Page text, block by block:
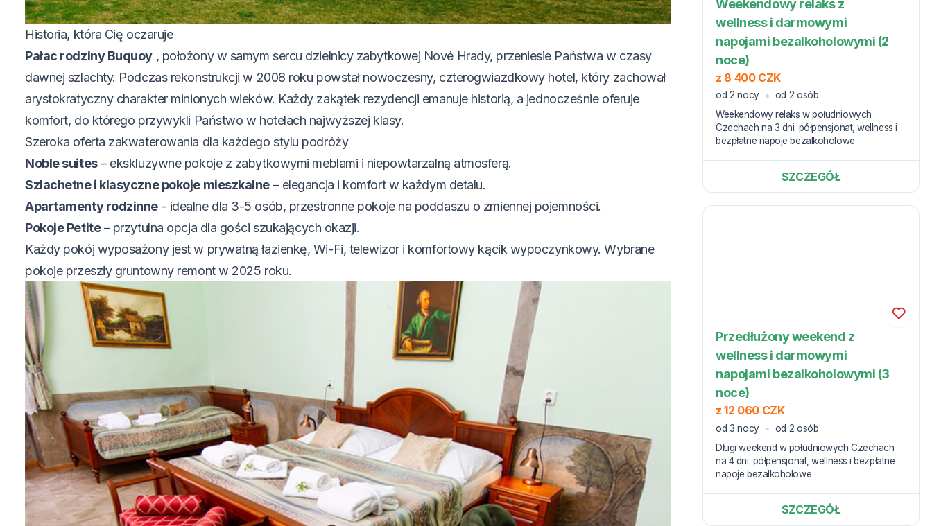
Historia, która Cię oczaruje
Pałac rodziny Buquoy , położony w samym sercu dzielnicy zabytkowej Nové Hrady, przeniesie Państwa w czasy
dawnej szlachty. Podczas rekonstrukcji w 2008 roku powstał nowoczesny, czterogwiazdkowy hotel, który zachował
arystokratyczny charakter minionych wieków. Każdy zakątek rezydencji emanuje historią, a jednocześnie oferuje
komfort, do którego przywykli Państwo w hotelach najwyższej klasy.
Szeroka oferta zakwaterowania dla każdego stylu podróży
Noble suites– ekskluzywne pokoje z zabytkowymi meblami i niepowtarzalną atmosferą.
Szlachetne i klasyczne pokoje mieszkalne – elegancja i komfort w każdym detalu.
Apartamenty rodzinne - idealne dla 3-5 osób, przestronne pokoje na poddaszu o zmiennej pojemności.
Pokoje Petite– przytulna opcja dla gości szukających okazji.
Każdy pokój wyposażony jest w prywatną łazienkę, Wi-Fi, telewizor i komfortowy kącik wypoczynkowy. Wybrane
pokoje przeszły gruntowny remont w 2025 roku.
Weekendowy relaks z
wellness i darmowymi
napojami bezalkoholowymi (2
noce)
z 8 400 CZK
od 2 nocy
od 2 osób
Weekendowy relaks w południowych
Czechach na 3 dni: półpensjonat, wellness i
bezpłatne napoje bezalkoholowe
SZCZEGÓŁ
Przedłużony weekend z
wellness i darmowymi
napojami bezalkoholowymi (3
noce)
z 12 060 CZK
od 3 nocy
od 2 osób
Długi weekend w południowych Czechach
na 4 dni: półpensjonat, wellness i bezpłatne
napoje bezalkoholowe
SZCZEGÓŁ